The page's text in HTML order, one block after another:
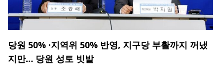
당원 50% ·지역위 50% 반영, 지구당 부활까지 꺼냈
지만… 당원 성토 빗발